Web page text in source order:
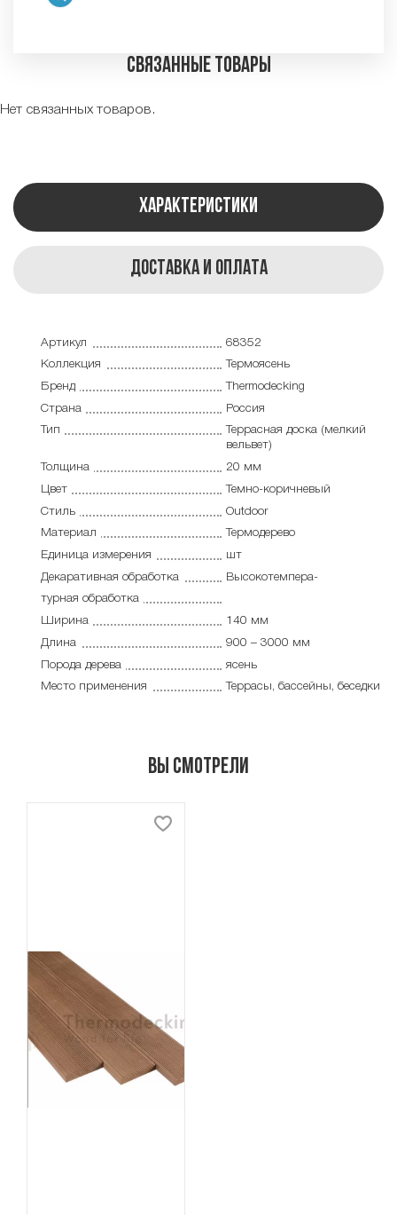
Связанные товары
Нет связанных товаров.
Характеристики
Доставка и оплата
Артикул
68352
Коллекция
Термоясень
Бренд
Thermodecking
Страна
Россия
Тип
Террасная доска (мелкий
вельвет)
Толщина
20 мм
Цвет
Темно-коричневый
Стиль
Outdoor
Материал
Термодерево
Единица измерения
шт
Декаративная обработка
Высокотемпера-
турная обработка
Ширина
140 мм
Длина
900 – 3000 мм
Порода дерева
ясень
Место применения
Террасы, бассейны, беседки
Вы смотрели